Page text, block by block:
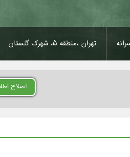
تهران ،منطقه 5، شهرک گلستان
اصلاح